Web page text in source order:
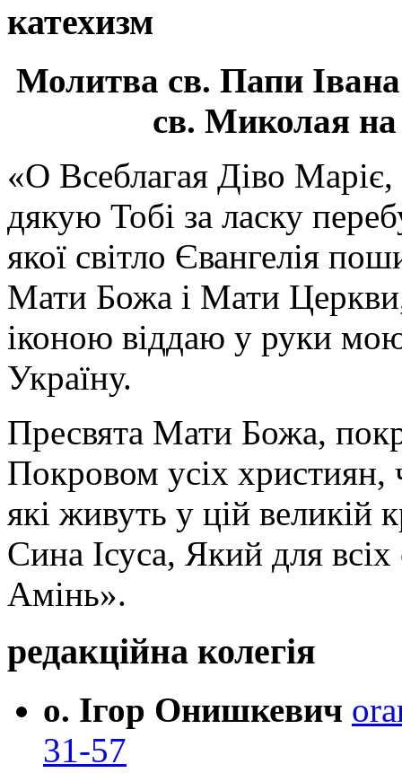
катехизм
Молитва св. Папи
св. Миколая на
«О Всеблагая Діво
дякую Тобі за ласку
якої світло Євангелія
Мати Божа і Мати
іконою віддаю у руки
Україну.
Пресвята Мати Божа,
Покровом усіх християн,
які живуть у цій великій
Сина Ісуса, Який для
Амінь».
редакційна колегія
о. Ігор Онишкевич
31-57